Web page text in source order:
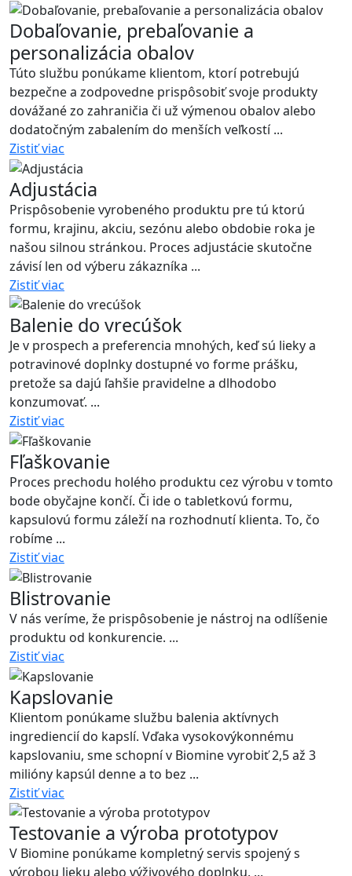
Dobaľovanie, prebaľovanie a
personalizácia obalov
Túto službu ponúkame klientom, ktorí potrebujú
bezpečne a zodpovedne prispôsobiť svoje produkty
dovážané zo zahraničia či už výmenou obalov alebo
dodatočným zabalením do menších veľkostí ...
Zistiť viac
Adjustácia
Prispôsobenie vyrobeného produktu pre tú ktorú
formu, krajinu, akciu, sezónu alebo obdobie roka je
našou silnou stránkou. Proces adjustácie skutočne
závisí len od výberu zákazníka ...
Zistiť viac
Balenie do vrecúšok
Je v prospech a preferencia mnohých, keď sú lieky a
potravinové doplnky dostupné vo forme prášku,
pretože sa dajú ľahšie pravidelne a dlhodobo
konzumovať. ...
Zistiť viac
Fľaškovanie
Proces prechodu holého produktu cez výrobu v tomto
bode obyčajne končí. Či ide o tabletkovú formu,
kapsulovú formu záleží na rozhodnutí klienta. To, čo
robíme ...
Zistiť viac
Blistrovanie
V nás veríme, že prispôsobenie je nástroj na odlíšenie
produktu od konkurencie. ...
Zistiť viac
Kapslovanie
Klientom ponúkame službu balenia aktívnych
ingrediencií do kapslí. Vďaka vysokovýkonnému
kapslovaniu, sme schopní v Biomine vyrobiť 2,5 až 3
milióny kapsúl denne a to bez ...
Zistiť viac
Testovanie a výroba prototypov
V Biomine ponúkame kompletný servis spojený s
výrobou lieku alebo výživového doplnku. ...